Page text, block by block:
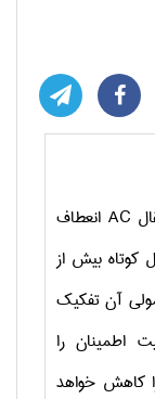
AC انعطاف
بیش از
آن تفکیک
اطمینان را
کاهش خواهد